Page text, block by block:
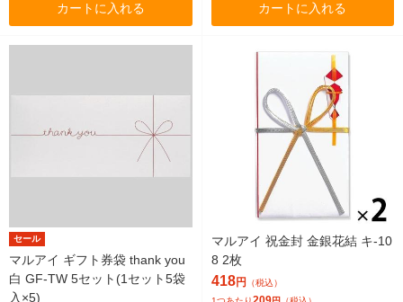
カートに入れる カートに入れる
セール
マルアイ ギフト券袋 thank you
白 GF-TW 5セット(1セット5袋
入×5)
マルアイ 祝金封 金銀花結 キ-10
8 2枚
418円
（税込）